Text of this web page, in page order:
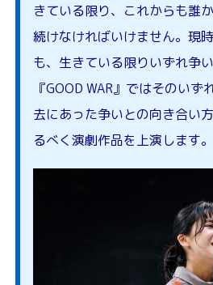
きている限り、これからも誰
続けなければいけません。現
も、生きている限りいずれ争
『GOOD WAR』ではそのい
去にあった争いとの向き合い
るべく演劇作品を上演します。